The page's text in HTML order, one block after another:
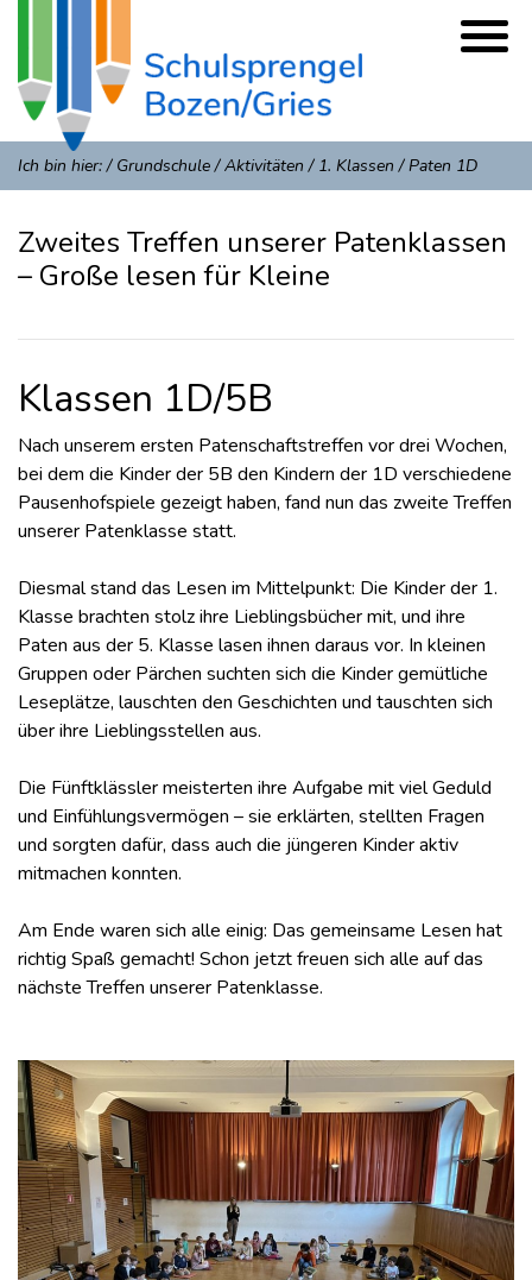
Ich bin hier:/ Grundschule/Aktivitäten / 1. Klassen /Paten 1D
Zweites Treffen unserer Patenklassen
– Große lesen für Kleine
Klassen 1D/5B
Nach unserem ersten Patenschaftstreffen vor drei Wochen,
bei dem die Kinder der 5B den Kindern der 1D verschiedene
Pausenhofspiele gezeigt haben, fand nun das zweite Treffen
unserer Patenklasse statt.
Diesmal stand das Lesen im Mittelpunkt: Die Kinder der 1.
Klasse brachten stolz ihre Lieblingsbücher mit, und ihre
Paten aus der 5. Klasse lasen ihnen daraus vor. In kleinen
Gruppen oder Pärchen suchten sich die Kinder gemütliche
Leseplätze, lauschten den Geschichten und tauschten sich
über ihre Lieblingsstellen aus.
Die Fünftklässler meisterten ihre Aufgabe mit viel Geduld
und Einfühlungsvermögen – sie erklärten, stellten Fragen
und sorgten dafür, dass auch die jüngeren Kinder aktiv
mitmachen konnten.
Am Ende waren sich alle einig: Das gemeinsame Lesen hat
richtig Spaß gemacht! Schon jetzt freuen sich alle auf das
nächste Treffen unserer Patenklasse.